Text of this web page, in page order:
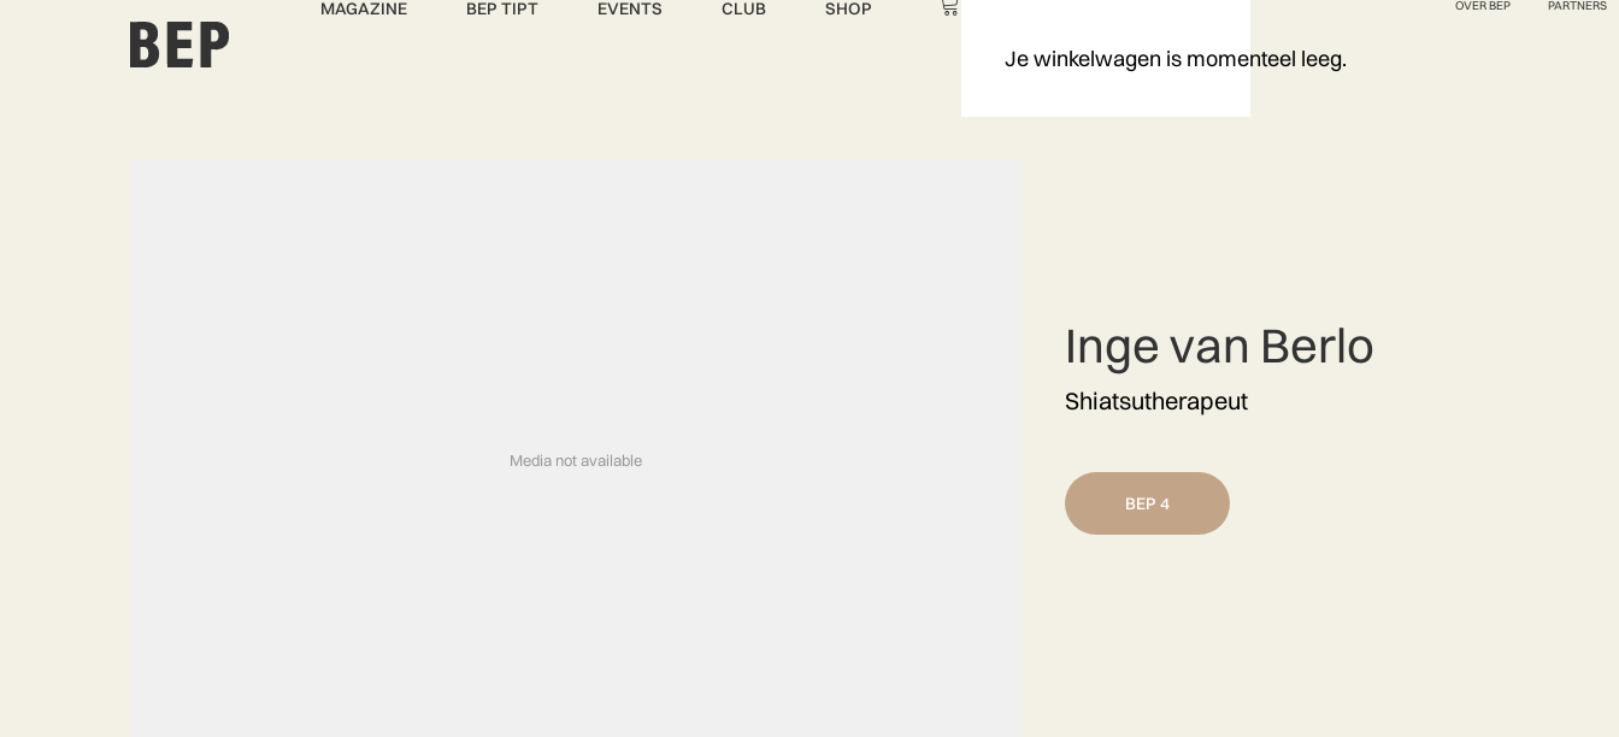
MAGAZINE BEP TIPT EVENTS CLUB SHOP OVER BEP PARTNERS
Je winkelwagen is momenteel leeg.
Media not available
Inge van Berlo
Shiatsutherapeut
BEP 4